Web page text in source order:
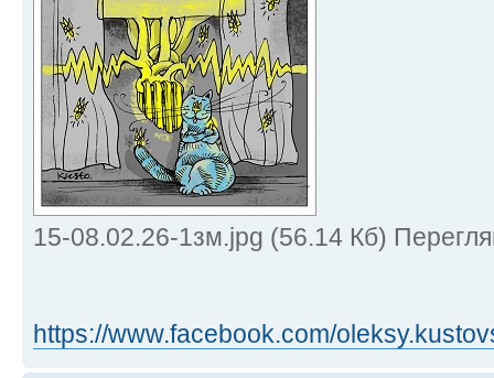
15-08.02.26-1зм.jpg (56.14 Кб)
https://www.facebook.com/